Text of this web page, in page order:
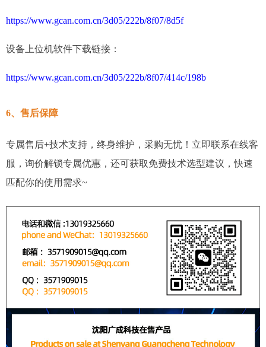
https://www.gcan.com.cn/3d05/222b/8f07/8d5f
设备上位机软件下载链接：
https://www.gcan.com.cn/3d05/222b/8f07/414c/198b
6、售后保障
专属售后+技术支持，终身维护，采购无忧！立即联系在线客
服，询价解锁专属优惠，还可获取免费技术选型建议，快速
匹配你的使用需求~